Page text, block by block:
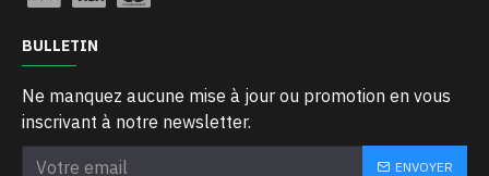
BULLETIN
Ne manquez aucune mise à jour ou promotion en vous
inscrivant à notre newsletter.
ENVOYER